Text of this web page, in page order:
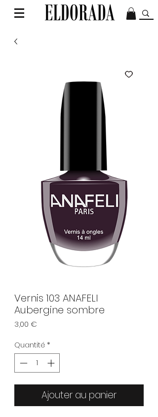
Vernis 103 ANAFELI
Aubergine sombre
3,00 €
Quantité*
Ajouter au panier